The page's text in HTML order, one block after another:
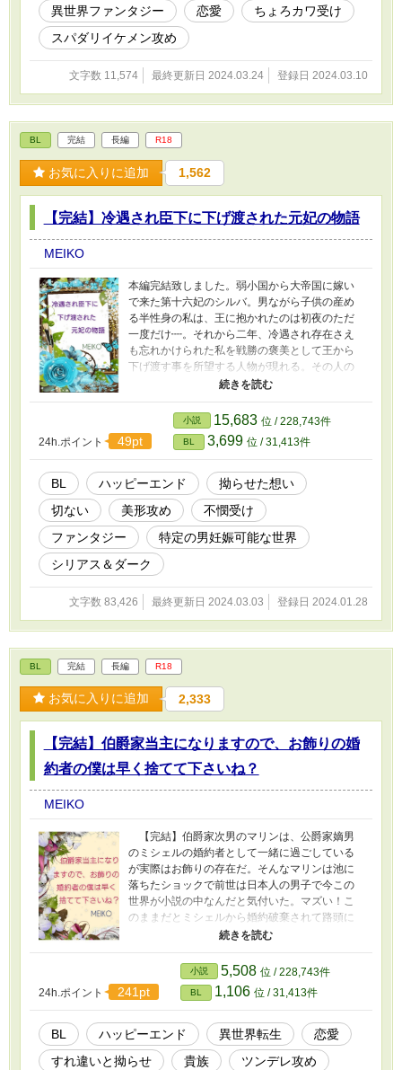
てくれないの？もーう！！ 暗躍しているつもり
が全く悪役としての役を果たしていない天然の
ちょろカワ受けと、婚約者のスパダリイケメン
王子攻めのモダキュンの二人の関係性はどうな
る！？ ※ムーンライトノベルさんの、春の短編
祭2024に参加作品です。 他サイト発表OKだそ
異世界ファンタジー 恋愛
ちょろカワ受け
スパダリイケメン攻め
文字数 11,574 最終更新日 2024.03.24 登録日 2024.03.10
BL 完結 長編 R18
お気に入りに追加 1,562
【完結】冷遇され臣下に下げ渡された元妃の物語
MEIKO
本編完結致しました。弱小国から大帝国に嫁い
で来た第十六妃のシルバ。男ながら子供の産め
る半性身の私は、王に抱かれたのは初夜のただ
一度だけ┉。それから二年、冷遇され存在さえ
も忘れかけられた私を戦勝の褒美として王から
下げ渡す事を所望する人物が現れる。その人の
名はベルード辺境伯。美しい容姿とは裏腹に戦
人物だ。しかし王は国同士の衝突を避ける為か
決断を渋る。結局下げ渡される事が決定し、辺
境の地へと旅立つシルバ。果たしてそこはシル
バにとって安寧の地になり得るのか┉？ ※自
死、無理やり（いずれも未遂）表現有お気を付
け下さい。 貴族的な表現を取り入れています
が、それに添っていない場合有り。独自の世界
と捉えて下さい。
24h.ポイント 49pt
小説 15,683 位 / 228,743件
BL 3,699 位 / 31,413件
BL ハッピーエンド
拗らせた想い
切ない
美形攻め
不憫受け
ファンタジー
特定の男妊娠可能な世界
シリアス＆ダーク
文字数 83,426 最終更新日 2024.03.03 登録日 2024.01.28
BL 完結 長編 R18
お気に入りに追加 2,333
【完結】伯爵家当主になりますので、お飾りの婚
約者の僕は早く捨てて下さいね？
MEIKO
【完結】伯爵家次男のマリンは、公爵家嫡男
のミシェルの婚約者として一緒に過ごしている
が実際はお飾りの存在だ。そんなマリンは池に
落ちたショックで前世は日本人の男子で今この
世界が小説の中なんだと気付いた。マズい！こ
のままだとミシェルから婚約破棄されて路頭に
迷う未来しか見えない！ 僕はそこから前世の
特技を活かしてお金を貯め、ミシェルに愛する
人が現れるその日に備えだす。2年後、万全の備
えと新たな朗報を得た僕は、もう婚約破棄して
もらっていいんですけど？ってミシェルに告げ
る。なのに対象外のはずの僕に未練たらたらな
のどうして？ ※R対象話には『*』マーク付けま
す。
24h.ポイント 241pt
小説 5,508 位 / 228,743件
BL 1,106 位 / 31,413件
BL ハッピーエンド 異世界転生
恋愛
すれ違いと拗らせ
貴族
ツンデレ攻め